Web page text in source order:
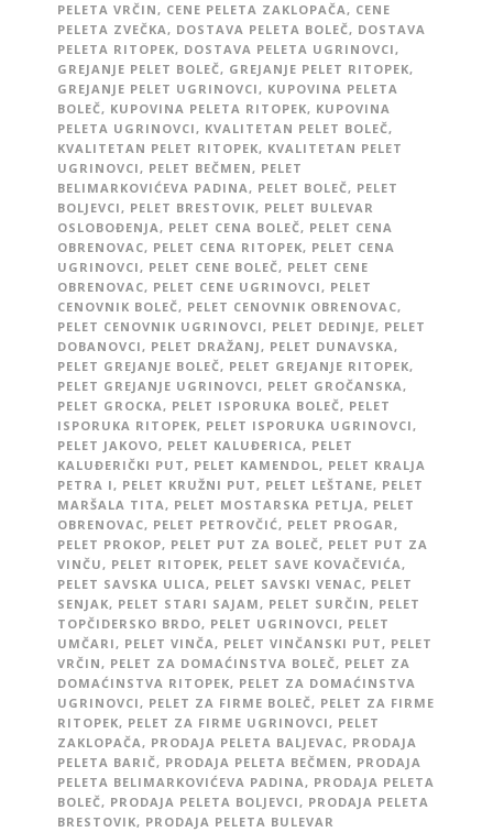
PELETA VRČIN, CENE PELETA ZAKLOPAČA, CENE
PELETA ZVEČKA, DOSTAVA PELETA BOLEČ, DOSTAVA
PELETA RITOPEK, DOSTAVA PELETA UGRINOVCI,
GREJANJE PELET BOLEČ, GREJANJE PELET RITOPEK,
GREJANJE PELET UGRINOVCI, KUPOVINA PELETA
BOLEČ, KUPOVINA PELETA RITOPEK, KUPOVINA
PELETA UGRINOVCI, KVALITETAN PELET BOLEČ,
KVALITETAN PELET RITOPEK, KVALITETAN PELET
UGRINOVCI, PELET BEČMEN, PELET
BELIMARKOVIĆEVA PADINA, PELET BOLEČ, PELET
BOLJEVCI, PELET BRESTOVIK, PELET BULEVAR
OSLOBOĐENJA, PELET CENA BOLEČ, PELET CENA
OBRENOVAC, PELET CENA RITOPEK, PELET CENA
UGRINOVCI, PELET CENE BOLEČ, PELET CENE
OBRENOVAC, PELET CENE UGRINOVCI, PELET
CENOVNIK BOLEČ, PELET CENOVNIK OBRENOVAC,
PELET CENOVNIK UGRINOVCI, PELET DEDINJE, PELET
DOBANOVCI, PELET DRAŽANJ, PELET DUNAVSKA,
PELET GREJANJE BOLEČ, PELET GREJANJE RITOPEK,
PELET GREJANJE UGRINOVCI, PELET GROČANSKA,
PELET GROCKA, PELET ISPORUKA BOLEČ, PELET
ISPORUKA RITOPEK, PELET ISPORUKA UGRINOVCI,
PELET JAKOVO, PELET KALUĐERICA, PELET
KALUĐERIČKI PUT, PELET KAMENDOL, PELET KRALJA
PETRA I, PELET KRUŽNI PUT, PELET LEŠTANE, PELET
MARŠALA TITA, PELET MOSTARSKA PETLJA, PELET
OBRENOVAC, PELET PETROVČIĆ, PELET PROGAR,
PELET PROKOP, PELET PUT ZA BOLEČ, PELET PUT ZA
VINČU, PELET RITOPEK, PELET SAVE KOVAČEVIĆA,
PELET SAVSKA ULICA, PELET SAVSKI VENAC, PELET
SENJAK, PELET STARI SAJAM, PELET SURČIN, PELET
TOPČIDERSKO BRDO, PELET UGRINOVCI, PELET
UMČARI, PELET VINČA, PELET VINČANSKI PUT, PELET
VRČIN, PELET ZA DOMAĆINSTVA BOLEČ, PELET ZA
DOMAĆINSTVA RITOPEK, PELET ZA DOMAĆINSTVA
UGRINOVCI, PELET ZA FIRME BOLEČ, PELET ZA FIRME
RITOPEK, PELET ZA FIRME UGRINOVCI, PELET
ZAKLOPAČA, PRODAJA PELETA BALJEVAC, PRODAJA
PELETA BARIČ, PRODAJA PELETA BEČMEN, PRODAJA
PELETA BELIMARKOVIĆEVA PADINA, PRODAJA PELETA
BOLEČ, PRODAJA PELETA BOLJEVCI, PRODAJA PELETA
BRESTOVIK, PRODAJA PELETA BULEVAR